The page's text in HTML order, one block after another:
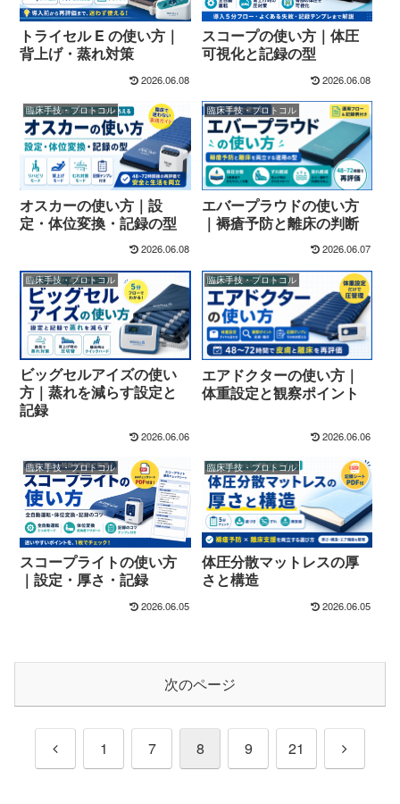
トライセル E の使い方｜
背上げ・蒸れ対策
2026.06.08
スコープの使い方｜体圧
可視化と記録の型
2026.06.08
臨床手技・プロトコル
オスカーの使い方｜設
定・体位変換・記録の型
2026.06.08
臨床手技・プロトコル
エバープラウドの使い方
｜褥瘡予防と離床の判断
2026.06.07
臨床手技・プロトコル
ビッグセルアイズの使い
方｜蒸れを減らす設定と
記録
2026.06.06
臨床手技・プロトコル
エアドクターの使い方｜
体重設定と観察ポイント
2026.06.06
臨床手技・プロトコル
スコープライトの使い方
｜設定・厚さ・記録
2026.06.05
臨床手技・プロトコル
体圧分散マットレスの厚
さと構造
2026.06.05
次のページ
前
1 7 8 9 21
次